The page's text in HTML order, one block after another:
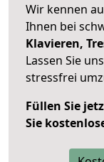
Wir kennen
Ihnen bei
Klavieren,
Lassen Sie
stressfrei
Füllen Sie
Sie